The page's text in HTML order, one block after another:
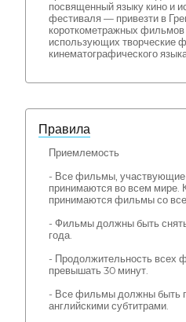
посвященный языку кино и
фестиваля — привезти в
короткометражных
использующих творческие
кинематографического
Правила
Приемлемость
- Все фильмы, участвующие
принимаются во всем мире.
принимаются фильмы со
- Фильмы должны быть
года.
- Продолжительность всех
превышать 30 минут.
- Все фильмы должны быть
английскими субтитрами.